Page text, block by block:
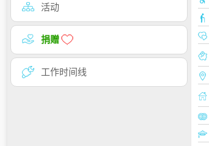
活动
捐赠
工作时间线